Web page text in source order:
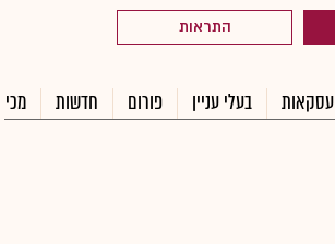
התראות
עסקאות בעלי עניין פורום חדשות